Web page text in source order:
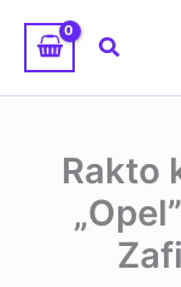
turinio
Paieška
Rakto